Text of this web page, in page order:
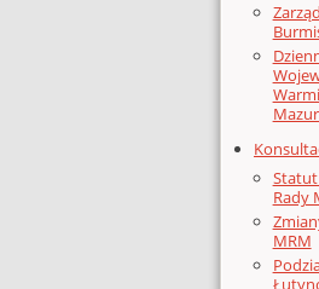
Statut
Rady
MRM